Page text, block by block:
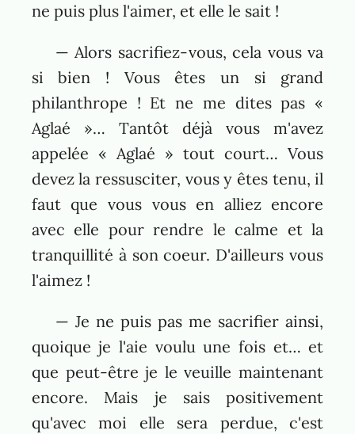
ne puis plus l'aimer, et elle le sait !
— Alors sacrifiez-vous, cela vous va
si bien ! Vous êtes un si grand
philanthrope ! Et ne me dites pas «
Aglaé »… Tantôt déjà vous m'avez
appelée « Aglaé » tout court… Vous
devez la ressusciter, vous y êtes tenu, il
faut que vous vous en alliez encore
avec elle pour rendre le calme et la
tranquillité à son coeur. D'ailleurs vous
l'aimez !
— Je ne puis pas me sacrifier ainsi,
quoique je l'aie voulu une fois et… et
que peut-être je le veuille maintenant
encore. Mais je sais positivement
qu'avec moi elle sera perdue, c'est